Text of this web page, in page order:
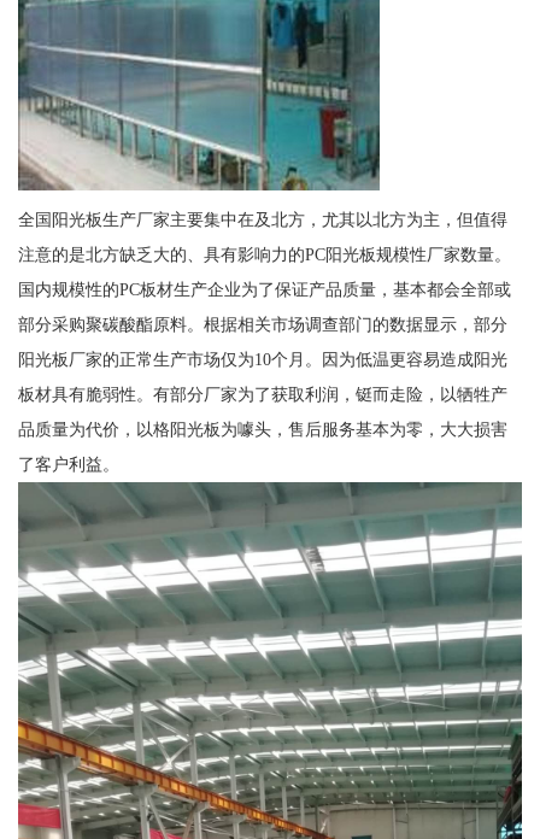
全国阳光板生产厂家主要集中在及北方，尤其以北方为主，但值得
注意的是北方缺乏大的、具有影响力的PC阳光板规模性厂家数量。
国内规模性的PC板材生产企业为了保证产品质量，基本都会全部或
部分采购聚碳酸酯原料。根据相关市场调查部门的数据显示，部分
阳光板厂家的正常生产市场仅为10个月。因为低温更容易造成阳光
板材具有脆弱性。有部分厂家为了获取利润，铤而走险，以牺牲产
品质量为代价，以格阳光板为噱头，售后服务基本为零，大大损害
了客户利益。